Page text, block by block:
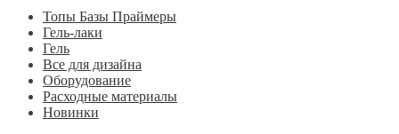
Топы Базы Праймеры
Гель-лаки
Гель
Все для дизайна
Оборудование
Расходные материалы
Новинки